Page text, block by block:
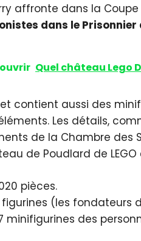
affronte dans la
dans le Prisonnier
Quel château Lego
contient aussi des
Les détails,
de la Chambre des
de Poudlard de
pièces.
(les fondateurs
minifigurines des